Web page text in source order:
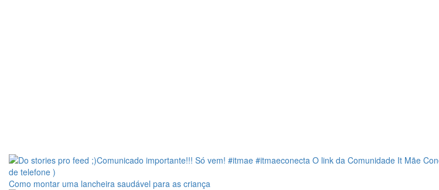
Como montar uma lancheira saudável para as criança